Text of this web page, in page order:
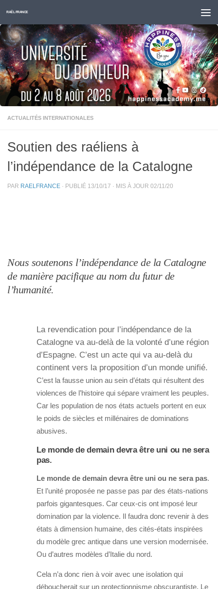
Skip to content
RAËL FRANCE
ACTUALITÉS INTERNATIONALES
Soutien des raéliens à
l’indépendance de la Catalogne
PAR RAELFRANCE · PUBLIÉ 13/10/17 · MIS À JOUR 02/11/20
Nous soutenons l’indépendance de la Catalogne
de manière pacifique au nom du futur de
l’humanité.
La revendication pour l’indépendance de la
Catalogne va au-delà de la volonté d’une région
d’Espagne. C’est un acte qui va au-delà du
continent vers la proposition d’un monde unifié.
C’est la fausse union au sein d’états qui résultent des
violences de l’histoire qui sépare vraiment les peuples.
Car les population de nos états actuels portent en eux
le poids de siècles et millénaires de dominations
abusives.
Le monde de demain devra être uni ou ne sera
pas.
Le monde de demain devra être uni ou ne sera pas.
Et l’unité proposée ne passe pas par des états-nations
parfois gigantesques. Car ceux-cis ont imposé leur
domination par la violence. Il faudra donc revenir à des
états à dimension humaine, des cités-états inspirées
du modèle grec antique dans une version modernisée.
Ou d’autres modèles d’Italie du nord.
Cela n’a donc rien à voir avec une isolation qui
déboucherait sur un protectionnisme obscurantiste. Le